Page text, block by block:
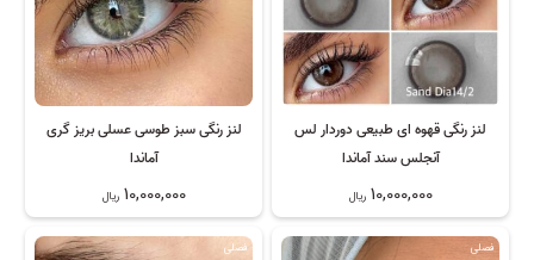
لنز رنگی قهوه ای طبیعی دوردار لس
آنجلس سند آماندا
10,000,000 ریال
لنز رنگی سبز طوسی عسلی بریز گری
آماندا
10,000,000 ریال
فصلی فصلی